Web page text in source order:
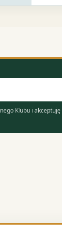
Klubu i akceptuję